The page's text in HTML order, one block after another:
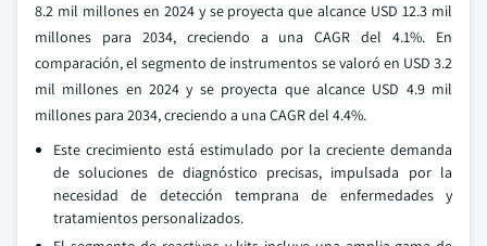
8.2 mil millones en 2024 y se proyecta que alcance USD 12.3 mil
millones para 2034, creciendo a una CAGR del 4.1%. En
comparación, el segmento de instrumentos se valoró en USD 3.2
mil millones en 2024 y se proyecta que alcance USD 4.9 mil
millones para 2034, creciendo a una CAGR del 4.4%.
Este crecimiento está estimulado por la creciente demanda
de soluciones de diagnóstico precisas, impulsada por la
necesidad de detección temprana de enfermedades y
tratamientos personalizados.